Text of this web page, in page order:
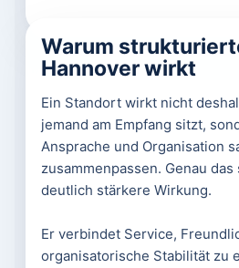
Warum
Hannover wirkt
Ein Standort wirkt nicht
jemand am Empfang sitzt,
Ansprache und Organisation
zusammenpassen. Genau
deutlich stärkere Wirkung.
Er verbindet Service,
organisatorische Stabilität zu